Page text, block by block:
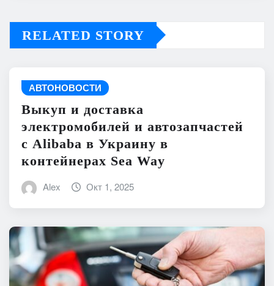
RELATED STORY
АВТОНОВОСТИ
Выкуп и доставка
электромобилей и автозапчастей
с Alibaba в Украину в
контейнерах Sea Way
Alex Окт 1, 2025